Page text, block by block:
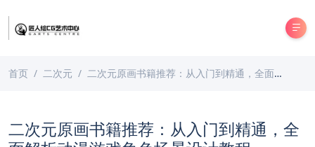
首页 二次元 二次元原画书籍推荐：从入门到精通，全面解析动漫游戏角色场景设计教程
二次元原画书籍推荐：从入门到精通，全